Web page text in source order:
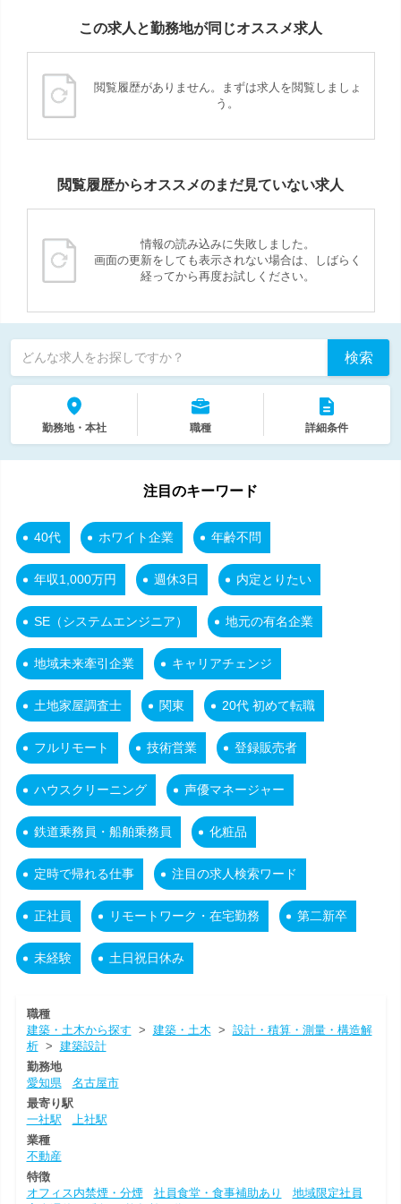
この求人と勤務地が同じオススメ求人
閲覧履歴がありません。まずは求人を閲覧しましょ
う。
閲覧履歴からオススメのまだ見ていない求人
情報の読み込みに失敗しました。
画面の更新をしても表示されない場合は、しばらく
経ってから再度お試しください。
どんな求人をお探しですか？ 検索
勤務地・本社 職種 詳細条件
注目のキーワード
40代 ホワイト企業 年齢不問
年収1,000万円 週休3日 内定とりたい
SE（システムエンジニア） 地元の有名企業
地域未来牽引企業 キャリアチェンジ
土地家屋調査士 関東 20代 初めて転職
フルリモート 技術営業 登録販売者
ハウスクリーニング 声優マネージャー
鉄道乗務員・船舶乗務員 化粧品
定時で帰れる仕事 注目の求人検索ワード
正社員 リモートワーク・在宅勤務 第二新卒
未経験 土日祝日休み
職種
建築・土木から探す > 建築・土木 > 設計・積算・測量・構造解
析> 建築設計
勤務地
愛知県
名古屋市
最寄り駅
一社駅
上社駅
業種
不動産
特徴
オフィス内禁煙・分煙
社員食堂・食事補助あり
地域限定社員